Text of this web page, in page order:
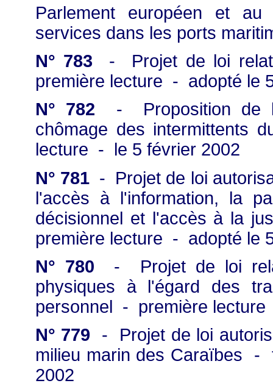
Parlement européen et
services dans les ports
N° 783 - Projet de loi
première lecture - adopté le
N° 782 - Proposition de
chômage des intermittents
lecture - le 5 février 2002
N° 781 - Projet de loi
l'accès à l'information, la
décisionnel et l'accès à la
première lecture - adopté le
N° 780 - Projet de loi
physiques à l'égard des
personnel - première
N° 779 - Projet de loi
milieu marin des Caraïbes
2002